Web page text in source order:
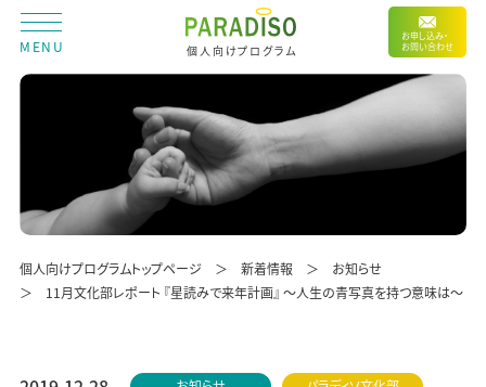
MENU 個人向けプログラム
お申し込み・
お問い合わせ
個人向けプログラムトップページ 新着情報
お知らせ
11月文化部レポート 『星読みで来年計画』 〜人生の青写真を持つ意味は〜